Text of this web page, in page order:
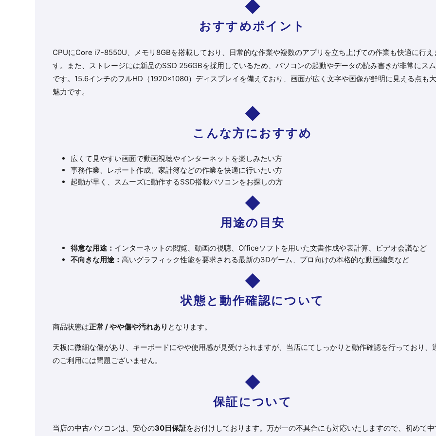
おすすめポイント
CPUにCore i7-8550U、メモリ8GBを搭載しており、日常的な作業や複数のアプリを立ち上げての作業も快適に行え
す。また、ストレージには新品のSSD 256GBを採用しているため、パソコンの起動やデータの読み書きが非常にス
です。15.6インチのフルHD（1920×1080）ディスプレイを備えており、画面が広く文字や画像が鮮明に見える点も
魅力です。
こんな方におすすめ
広くて見やすい画面で動画視聴やインターネットを楽しみたい方
事務作業、レポート作成、家計簿などの作業を快適に行いたい方
起動が早く、スムーズに動作するSSD搭載パソコンをお探しの方
用途の目安
得意な用途： インターネットの閲覧、動画の視聴、Officeソフトを用いた文書作成や表計算、ビデオ会議など
不向きな用途：高いグラフィック性能を要求される最新の3Dゲーム、プロ向けの本格的な動画編集など
状態と動作確認について
商品状態は正常 / やや傷や汚れあり となります。
天板に微細な傷があり、キーボードにやや使用感が見受けられますが、当店にてしっかりと動作確認を行っており、
のご利用には問題ございません。
保証について
当店の中古パソコンは、安心の30日保証をお付けしております。万が一の不具合にも対応いたしますので、初めて